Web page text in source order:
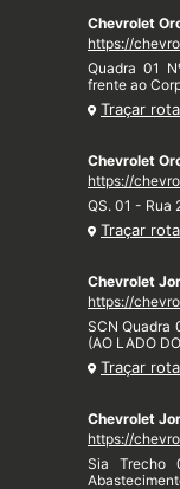
Chevrolet
https://
Quadra 01
frente ao
Traçar rota
Chevrolet
https://
QS. 01 - Rua
Traçar rota
Chevrolet
https://
SCN Quadra
(AO LADO
Traçar rota
Chevrolet
https://
Sia Trecho